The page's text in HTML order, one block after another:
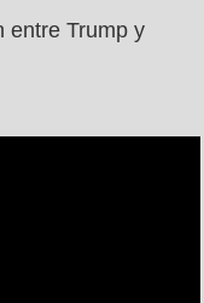
entre Trump y